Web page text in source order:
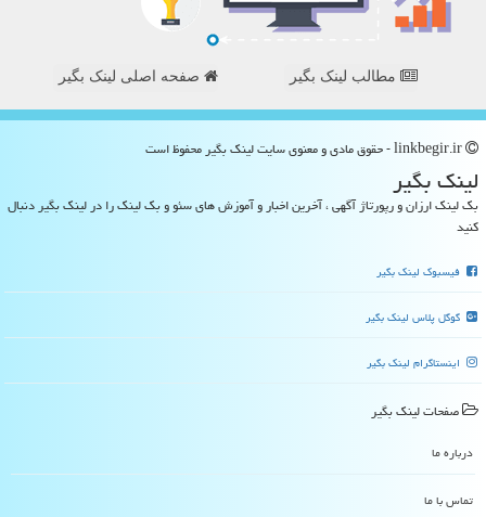
مطالب لینک بگیر صفحه اصلی لینک بگیر
لینك بگیر
بک لینک ارزان و رپورتاژ آگهی ، آخرین اخبار و آموزش های سئو و بک لینک را در لینک بگیر دنبال
کنید
فیسبوک لینک بگیر
گوگل پلاس لینک بگیر
اینستاگرام لینک بگیر
صفحات لینك بگیر
درباره ما
تماس با ما